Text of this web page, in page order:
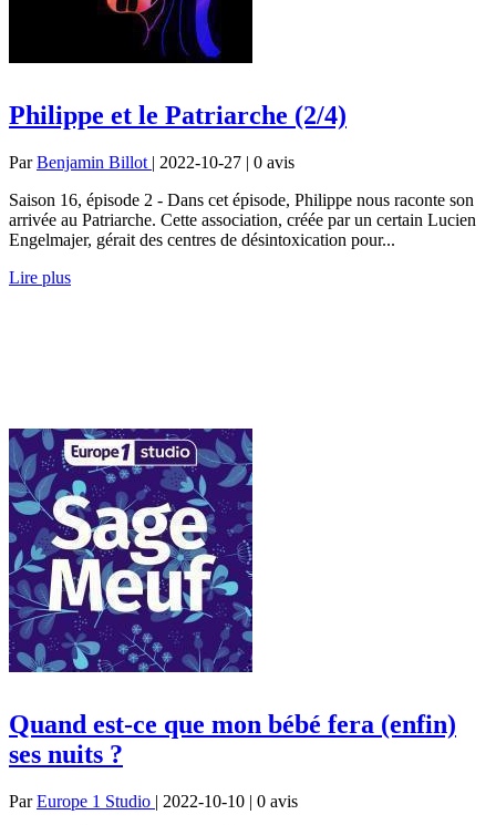
Philippe et le Patriarche (2/4)
ParBenjamin Billot | 2022-10-27 | 0 avis
Saison 16, épisode 2 - Dans cet épisode, Philippe nous raconte son
arrivée au Patriarche. Cette association, créée par un certain Lucien
Engelmajer, gérait des centres de désintoxication pour...
Lire plus
Quand est-ce que mon bébé fera (enfin)
ses nuits ?
ParEurope 1 Studio | 2022-10-10 | 0 avis